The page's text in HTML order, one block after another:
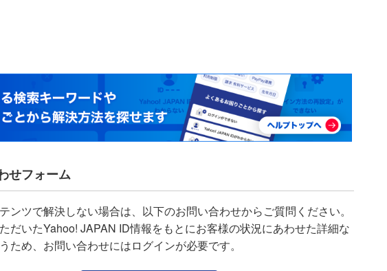
せフォーム
ンツで解決しない場合は、以下のお問い合わせからご質問ください。
だいたYahoo! JAPAN ID情報をもとにお客様の状況にあわせた詳細な
ため、お問い合わせにはログインが必要です。